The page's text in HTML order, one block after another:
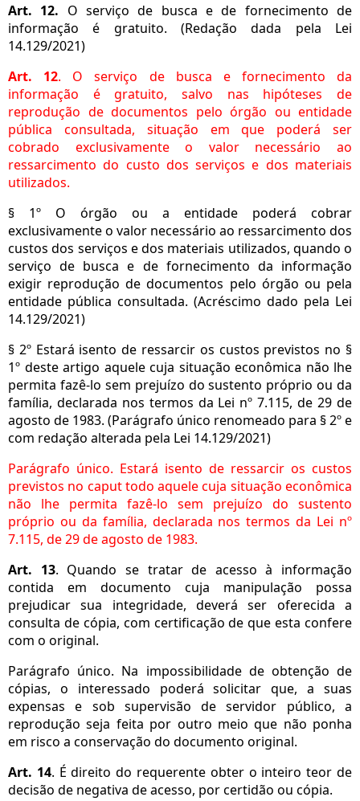
Art. 12. O serviço de busca e de fornecimento de
informação é gratuito. (Redação dada pela Lei
14.129/2021)
Art. 12. O serviço de busca e fornecimento da
informação é gratuito, salvo nas hipóteses de
reprodução de documentos pelo órgão ou entidade
pública consultada, situação em que poderá ser
cobrado exclusivamente o valor necessário ao
ressarcimento do custo dos serviços e dos materiais
utilizados.
§ 1º O órgão ou a entidade poderá cobrar
exclusivamente o valor necessário ao ressarcimento dos
custos dos serviços e dos materiais utilizados, quando o
serviço de busca e de fornecimento da informação
exigir reprodução de documentos pelo órgão ou pela
entidade pública consultada. (Acréscimo dado pela Lei
14.129/2021)
§ 2º Estará isento de ressarcir os custos previstos no §
1º deste artigo aquele cuja situação econômica não lhe
permita fazê-lo sem prejuízo do sustento próprio ou da
família, declarada nos termos da Lei nº 7.115, de 29 de
agosto de 1983. (Parágrafo único renomeado para § 2º e
com redação alterada pela Lei 14.129/2021)
Parágrafo único. Estará isento de ressarcir os custos
previstos no caput todo aquele cuja situação econômica
não lhe permita fazê-lo sem prejuízo do sustento
próprio ou da família, declarada nos termos da Lei nº
7.115, de 29 de agosto de 1983.
Art. 13. Quando se tratar de acesso à informação
contida em documento cuja manipulação possa
prejudicar sua integridade, deverá ser oferecida a
consulta de cópia, com certificação de que esta confere
com o original.
Parágrafo único. Na impossibilidade de obtenção de
cópias, o interessado poderá solicitar que, a suas
expensas e sob supervisão de servidor público, a
reprodução seja feita por outro meio que não ponha
em risco a conservação do documento original.
Art. 14. É direito do requerente obter o inteiro teor de
decisão de negativa de acesso, por certidão ou cópia.